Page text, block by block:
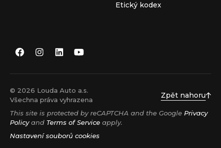
Etický kodex
© 2026 Louda Auto a.s.
Všechna práva vyhrazena
Zpět nahoru
This site is protected by reCAPTCHA and the Google Privacy
Policyand Terms of Service apply.
Nastavení souborů cookies